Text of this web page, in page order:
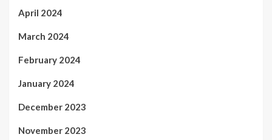
April 2024
March 2024
February 2024
January 2024
December 2023
November 2023